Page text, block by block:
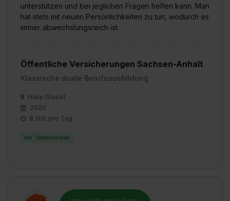
unterstützen und bei jeglichen Fragen helfen kann. Man
hat stets mit neuen Persönlichkeiten zu tun, wodurch es
immer abwechslungsreich ist.
Öffentliche Versicherungen Sachsen-Anhalt
Klassische duale Berufsausbildung
Halle (Saale)
2020
8 Std. pro Tag
Übernommen